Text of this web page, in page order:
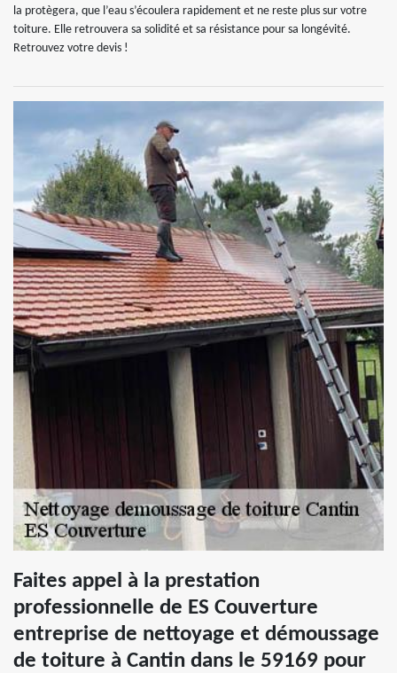
la protègera, que l’eau s’écoulera rapidement et ne reste plus sur votre
toiture. Elle retrouvera sa solidité et sa résistance pour sa longévité.
Retrouvez votre devis !
Faites appel à la prestation
professionnelle de ES Couverture
entreprise de nettoyage et démoussage
de toiture à Cantin dans le 59169 pour